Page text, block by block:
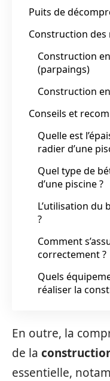
Puits de
Construction des
Construction
(parpaings)
Construction
Conseils et
Quelle est
radier d’une
Quel type de
d’une piscine ?
L’utilisation du
?
Comment
correctement ?
Quels
réaliser la
En outre, la
de la
essentielle,